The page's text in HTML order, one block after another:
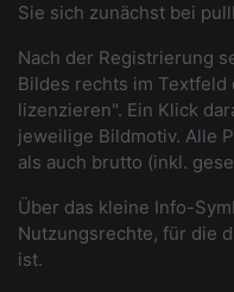
Sie sich zunächst bei
Nach der Registrierung
Bildes rechts im Textfeld
lizenzieren". Ein Klick
jeweilige Bildmotiv. Alle
als auch brutto (inkl.
Über das kleine Info-
Nutzungsrechte, für die
ist.